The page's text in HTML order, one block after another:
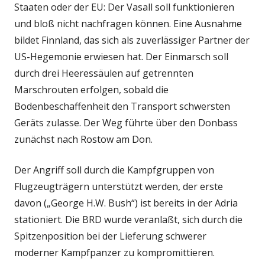
Staaten oder der EU: Der Vasall soll funktionieren
und bloß nicht nachfragen können. Eine Ausnahme
bildet Finnland, das sich als zuverlässiger Partner der
US-Hegemonie erwiesen hat. Der Einmarsch soll
durch drei Heeressäulen auf getrennten
Marschrouten erfolgen, sobald die
Bodenbeschaffenheit den Transport schwersten
Geräts zulasse. Der Weg führte über den Donbass
zunächst nach Rostow am Don.
Der Angriff soll durch die Kampfgruppen von
Flugzeugträgern unterstützt werden, der erste
davon („George H.W. Bush“) ist bereits in der Adria
stationiert. Die BRD wurde veranlaßt, sich durch die
Spitzenposition bei der Lieferung schwerer
moderner Kampfpanzer zu kompromittieren.